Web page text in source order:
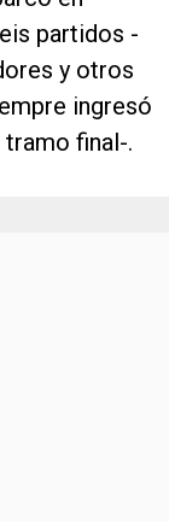
partidos -
y otros
ingresó
final-.